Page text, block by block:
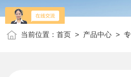
当前位置：首页 > 产品中心 >